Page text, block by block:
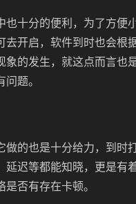
十分的便利，为了方便
去开启，软件到时也会根
的发生，就这点而言也
题。
做的也是十分给力，到时
延迟等都能知晓，更是有
否有存在卡顿。